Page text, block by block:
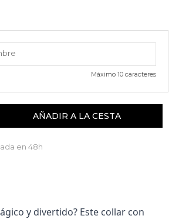
Máximo 10 caracteres
AÑADIR A LA CESTA
en 48h
y divertido? Este collar con